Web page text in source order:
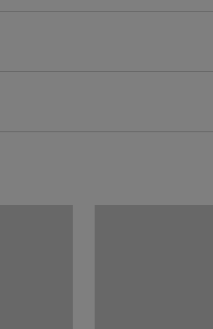
przycisk on/off dla